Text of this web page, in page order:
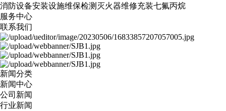
消防设备安装设施维保检测 灭火器维修充装七氟丙烷
服务中心
联系我们
新闻分类
新闻中心
公司新闻
行业新闻